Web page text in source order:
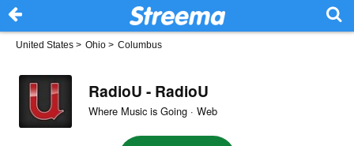
United States > Ohio > Columbus
RadioU - RadioU
Where Music is Going · Web